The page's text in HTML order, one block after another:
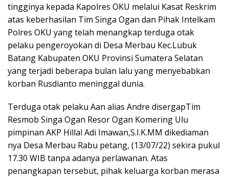
tingginya kepada Kapolres OKU melalui Kasat Reskrim
atas keberhasilan Tim Singa Ogan dan Pihak Intelkam
Polres OKU yang telah menangkap terduga otak
pelaku pengeroyokan di Desa Merbau Kec.Lubuk
Batang Kabupaten OKU Provinsi Sumatera Selatan
yang terjadi beberapa bulan lalu yang menyebabkan
korban Rusdianto meninggal dunia.
Terduga otak pelaku Aan alias Andre disergapTim
Resmob Singa Ogan Resor Ogan Komering Ulu
pimpinan AKP Hillal Adi Imawan,S.I.K.MM dikediaman
nya Desa Merbau Rabu petang, (13/07/22) sekira pukul
17.30 WIB tanpa adanya perlawanan. Atas
penangkapan tersebut, pihak keluarga korban merasa